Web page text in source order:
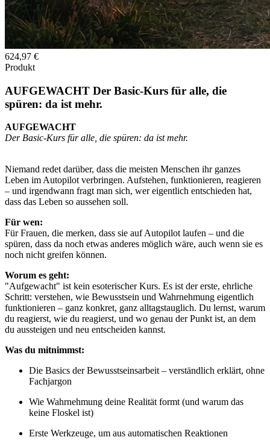
624,97 €
Produkt
AUFGEWACHT Der Basic-Kurs für alle, die
spüren: da ist mehr.
AUFGEWACHT
Der Basic-Kurs für alle, die spüren: da ist mehr.
Niemand redet darüber, dass die meisten Menschen ihr ganzes
Leben im Autopilot verbringen. Aufstehen, funktionieren, reagieren
– und irgendwann fragt man sich, wer eigentlich entschieden hat,
dass das Leben so aussehen soll.
Für wen:
Für Frauen, die merken, dass sie auf Autopilot laufen – und die
spüren, dass da noch etwas anderes möglich wäre, auch wenn sie es
noch nicht greifen können.
Worum es geht:
"Aufgewacht" ist kein esoterischer Kurs. Es ist der erste, ehrliche
Schritt: verstehen, wie Bewusstsein und Wahrnehmung eigentlich
funktionieren – ganz konkret, ganz alltagstauglich. Du lernst, warum
du reagierst, wie du reagierst, und wo genau der Punkt ist, an dem
du aussteigen und neu entscheiden kannst.
Was du mitnimmst:
Die Basics der Bewusstseinsarbeit – verständlich erklärt, ohne
Fachjargon
Wie Wahrnehmung deine Realität formt (und warum das
keine Floskel ist)
Erste Werkzeuge, um aus automatischen Reaktionen